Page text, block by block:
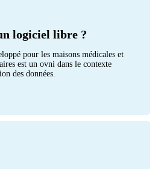
logiciel libre ?
pour les maisons médicales et
est un ovni dans le contexte
des données.